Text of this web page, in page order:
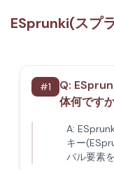
ESprunki(スプ
#1 Q:
体何です
A:
キー
バル要素